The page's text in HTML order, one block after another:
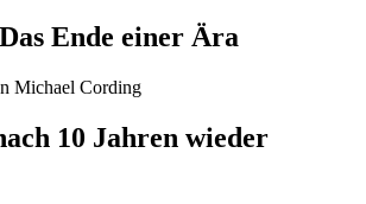
Ende einer Ära
Michael Cording
10 Jahren wieder